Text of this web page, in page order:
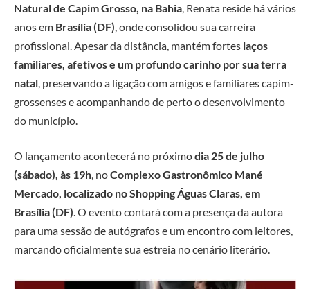
Natural de Capim Grosso, na Bahia , Renata reside há vários
anos em Brasília (DF) , onde consolidou sua carreira
profissional. Apesar da distância, mantém fortes laços
familiares, afetivos e um profundo carinho por sua terra
natal , preservando a ligação com amigos e familiares capim-
grossenses e acompanhando de perto o desenvolvimento
do município.
O lançamento acontecerá no próximodia 25 de julho
(sábado), às 19h, noComplexo Gastronômico Mané
Mercado, localizado no Shopping Águas Claras, em
Brasília (DF). O evento contará com a presença da autora
para uma sessão de autógrafos e um encontro com leitores,
marcando oficialmente sua estreia no cenário literário.